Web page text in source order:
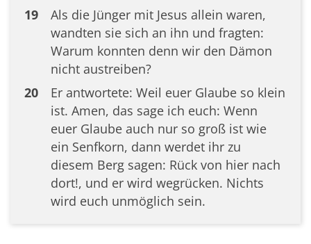
19
Als die Jünger mit Jesus allein waren,
wandten sie sich an ihn und fragten:
Warum konnten denn wir den Dämon
nicht austreiben?
20
Er antwortete: Weil euer Glaube so klein
ist. Amen, das sage ich euch: Wenn
euer Glaube auch nur so groß ist wie
ein Senfkorn, dann werdet ihr zu
diesem Berg sagen: Rück von hier nach
dort!, und er wird wegrücken. Nichts
wird euch unmöglich sein.